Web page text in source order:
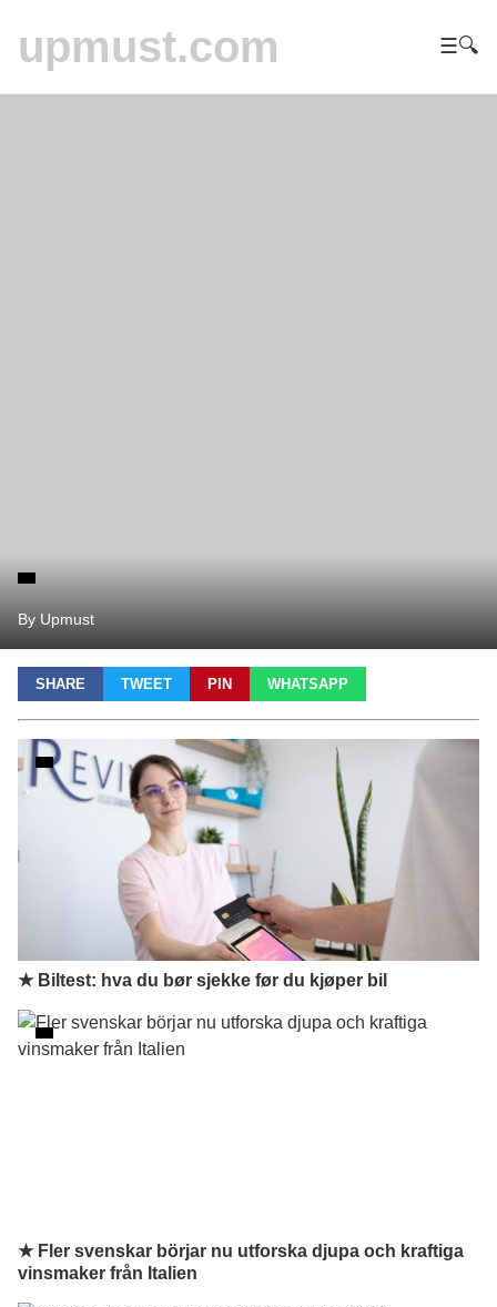
upmust.com ☰🔍
By Upmust
SHARE TWEET PIN WHATSAPP
★ Biltest: hva du bør sjekke før du kjøper bil
★ Fler svenskar börjar nu utforska djupa och kraftiga
vinsmaker från Italien